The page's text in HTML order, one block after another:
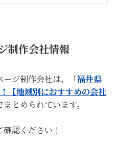
制作会社情報
ジ制作会社は、「福井県
【地域別におすすめの会社
まとめられています。
認ください！